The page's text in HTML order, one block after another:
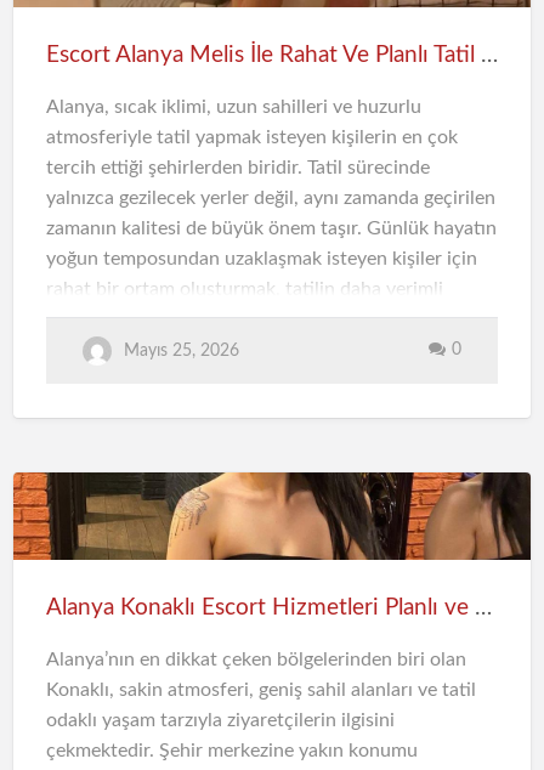
arasında yer alır. Özellikle yaz sezonunda sahil
Escort Alanya Melis İle Rahat Ve Planlı Tatil Süreci
Alanya, sıcak iklimi, uzun sahilleri ve huzurlu
atmosferiyle tatil yapmak isteyen kişilerin en çok
tercih ettiği şehirlerden biridir. Tatil sürecinde
yalnızca gezilecek yerler değil, aynı zamanda geçirilen
zamanın kalitesi de büyük önem taşır. Günlük hayatın
yoğun temposundan uzaklaşmak isteyen kişiler için
rahat bir ortam oluşturmak, tatilin daha verimli
geçmesini sağlar. Bu noktada Escort Alanya deneyimi,
planlı ve konforlu zaman geçirmek isteyen kişiler için
hissetmesi gerekir. Plansız geçen yoğun günler yerine
dengeli bir program oluşturmak, hem fiziksel hem de
zihinsel açıdan rahatlamayı sağlar. Özellikle Alanya
yapmak, zamanı daha keyifli değerlendirmeye
Read more
Mayıs 25, 2026 0
Alanya Konaklı Escort Hizmetleri Planlı ve Konforlu Tatil Deneyimi
Alanya’nın en dikkat çeken bölgelerinden biri olan
Konaklı, sakin atmosferi, geniş sahil alanları ve tatil
odaklı yaşam tarzıyla ziyaretçilerin ilgisini
çekmektedir. Şehir merkezine yakın konumu